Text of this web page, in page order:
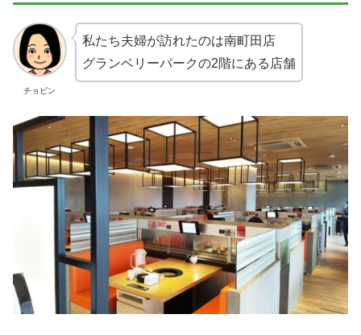
チョピン
私たち夫婦が訪れたのは南町田店
グランベリーパークの2階にある店舗